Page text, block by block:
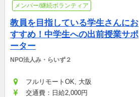
メンバー/継続ボランティア
教員を目指している学生さんにお
すすめ！中学生への出前授業サポ
ーター
NPO法人み・らいず２
フルリモートOK, 大阪
交通費：日給2,000円